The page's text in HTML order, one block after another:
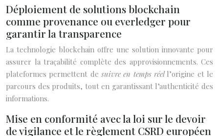
Déploiement de solutions blockchain
comme provenance ou everledger pour
garantir la transparence
La technologie blockchain offre une solution innovante pour
assurer la traçabilité complète des approvisionnements. Ces
plateformes permettent de suivre en temps réel l’origine et le
parcours des produits, tout en garantissant l’authenticité des
informations.
Mise en conformité avec la loi sur le devoir
de vigilance et le règlement CSRD européen